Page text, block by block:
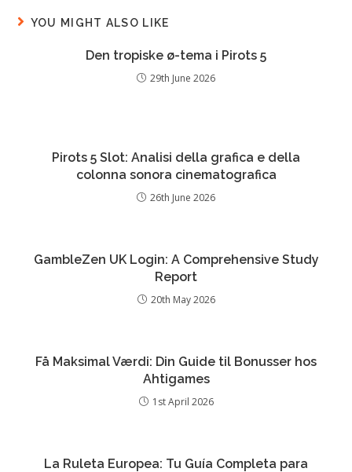
YOU MIGHT ALSO LIKE
Den tropiske ø-tema i Pirots 5
29th June 2026
Pirots 5 Slot: Analisi della grafica e della
colonna sonora cinematografica
26th June 2026
GambleZen UK Login: A Comprehensive Study
Report
20th May 2026
Få Maksimal Værdi: Din Guide til Bonusser hos
Ahtigames
1st April 2026
La Ruleta Europea: Tu Guía Completa para